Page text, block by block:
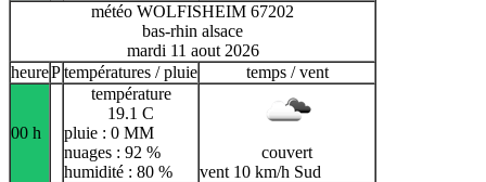
météo WOLFISHEIM 67202
bas-rhin alsace
mardi 11 aout 2026
heurePtempératures / pluie temps / vent
00 h
température
19.1 C
pluie : 0 MM
nuages : 92 %
humidité : 80 %
couvert
vent 10 km/h Sud